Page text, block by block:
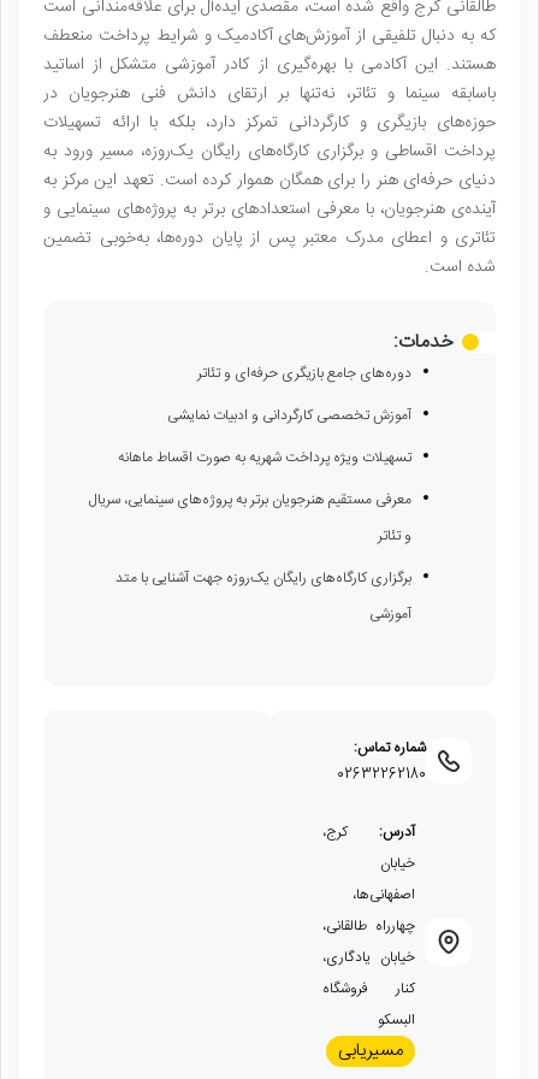
طالقانی کرج واقع شده است، مقصدی ایده‌آل برای علاقه‌مندانی است
که به دنبال تلفیقی از آموزش‌های آکادمیک و شرایط پرداخت منعطف
هستند. این آکادمی با بهره‌گیری از کادر آموزشی متشکل از اساتید
باسابقه سینما و تئاتر، نه‌تنها بر ارتقای دانش فنی هنرجویان در
حوزه‌های بازیگری و کارگردانی تمرکز دارد، بلکه با ارائه تسهیلات
پرداخت اقساطی و برگزاری کارگاه‌های رایگان یک‌روزه، مسیر ورود به
دنیای حرفه‌ای هنر را برای همگان هموار کرده است. تعهد این مرکز به
آینده‌ی هنرجویان، با معرفی استعدادهای برتر به پروژه‌های سینمایی و
تئاتری و اعطای مدرک معتبر پس از پایان دوره‌ها، به‌خوبی تضمین
شده است.
خدمات:
دوره‌های جامع بازیگری حرفه‌ای و تئاتر
آموزش تخصصی کارگردانی و ادبیات نمایشی
تسهیلات ویژه پرداخت شهریه به صورت اقساط ماهانه
معرفی مستقیم هنرجویان برتر به پروژه‌های سینمایی، سریال
و تئاتر
برگزاری کارگاه‌های رایگان یک‌روزه جهت آشنایی با متد
آموزشی
شماره تماس:
02632262180
آدرس: کرج،
خیابان
اصفهانی‌ها،
چهارراه طالقانی،
خیابان یادگاری،
کنار فروشگاه
البسکو
مسیریابی